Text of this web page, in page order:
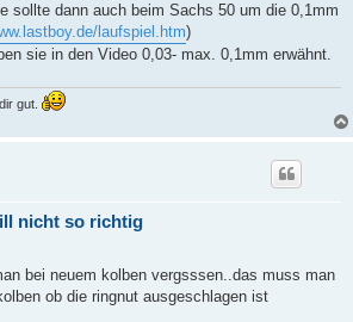
sollte dann auch beim Sachs 50 um die 0,1mm
laufspiel.htm)
sie in den Video 0,03- max. 0,1mm erwähnt.
gut.
nicht so richtig
bei neuem kolben vergsssen..das muss man
ob die ringnut ausgeschlagen ist